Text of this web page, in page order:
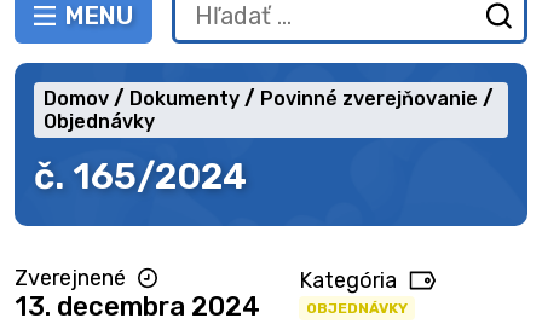
PREPNÚŤ
MENU Hľadať:
č. 165/2024
Domov Dokumenty
Povinné zverejňovanie
Objednávky
Zverejnené
13. decembra 2024
Kategória
OBJEDNÁVKY